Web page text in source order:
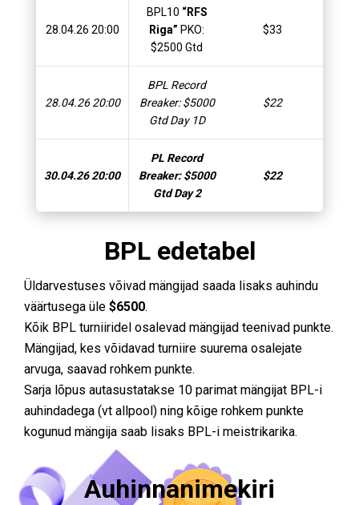
28.04.26 20:00
BPL10 “RFS
Riga” PKO:
$2500 Gtd
$33
28.04.26 20:00
BPL Record
Breaker: $5000
Gtd Day 1D
$22
30.04.26 20:00
PL Record
Breaker: $5000
Gtd Day 2
$22
BPL edetabel
Üldarvestuses võivad mängijad saada lisaks auhindu
väärtusega üle $6500.
Kõik BPL turniiridel osalevad mängijad teenivad punkte.
Mängijad, kes võidavad turniire suurema osalejate
arvuga, saavad rohkem punkte.
Sarja lõpus autasustatakse 10 parimat mängijat BPL-i
auhindadega (vt allpool) ning kõige rohkem punkte
kogunud mängija saab lisaks BPL-i meistrikarika.
Auhinnanimekiri